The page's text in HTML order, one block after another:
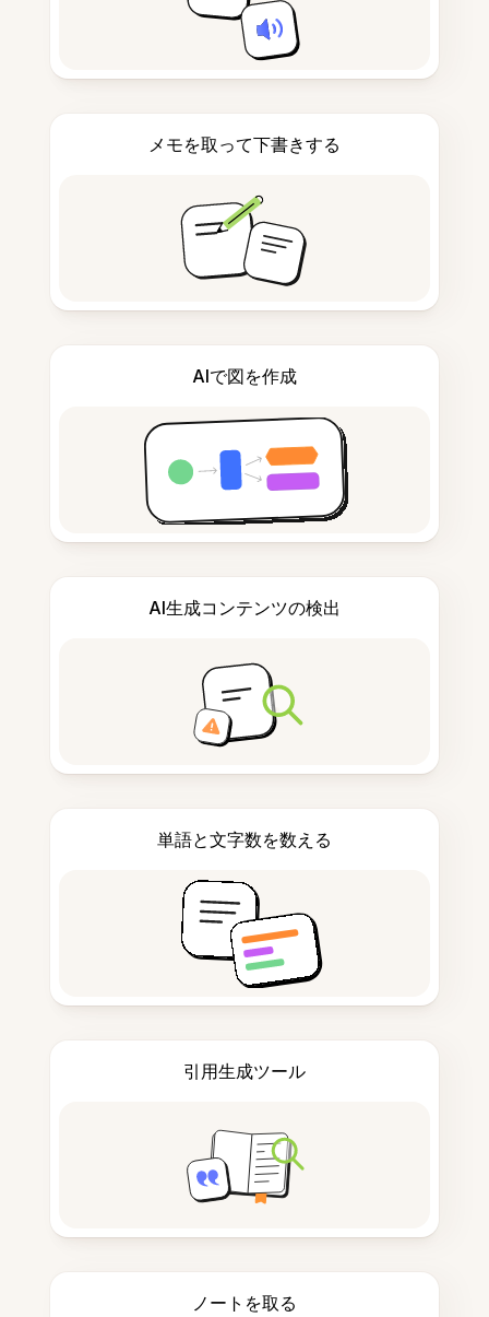
メモを取って下書きする
AIで図を作成
AI生成コンテンツの検出
単語と文字数を数える
引用生成ツール
ノートを取る